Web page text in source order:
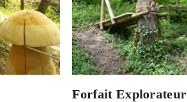
Forfait Explorateur